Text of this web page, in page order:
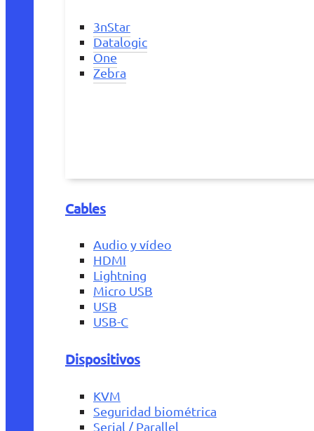
3nStar
Datalogic
One
Zebra
Cables
Audio y vídeo
HDMI
Lightning
Micro USB
USB
USB-C
Dispositivos
KVM
Seguridad biométrica
Serial / Parallel